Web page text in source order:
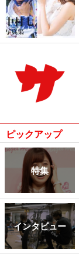
ピックアップ
特集
インタビュー